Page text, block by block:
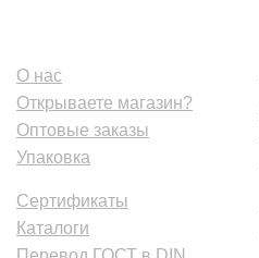
О нас
Открываете магазин?
Оптовые заказы
Упаковка
Сертификаты
Каталоги